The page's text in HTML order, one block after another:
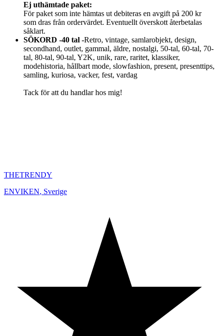
Ej uthämtade paket:
För paket som inte hämtas ut debiteras en avgift på 200 kr
som dras från ordervärdet. Eventuellt överskott återbetalas
såklart.
SÖKORD -40 tal -Retro, vintage, samlarobjekt, design,
secondhand, outlet, gammal, äldre, nostalgi, 50-tal, 60-tal, 70-
tal, 80-tal, 90-tal, Y2K, unik, rare, raritet, klassiker,
modehistoria, hållbart mode, slowfashion, present, presenttips,
samling, kuriosa, vacker, fest, vardag
Tack för att du handlar hos mig!
THETRENDY
ENVIKEN, Sverige